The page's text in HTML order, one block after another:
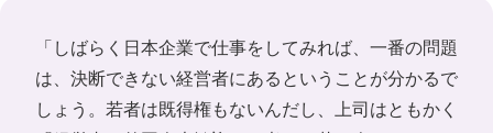
「しばらく日本企業で仕事をしてみれば、一番の問題
は、決断できない経営者にあるということが分かるで
しょう。若者は既得権もないんだし、上司はともかく